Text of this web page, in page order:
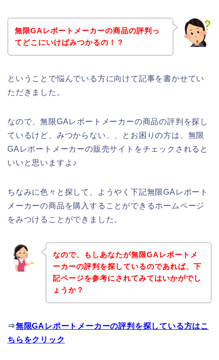
無限GAレポートメーカーの商品の評判っ
てどこにいけばみつかるの！？
ということで悩んでいる方に向けて記事を書かせてい
ただきました。
なので、無限GAレポートメーカーの商品の評判を探し
ているけど、みつからない、、とお困りの方は、無限
GAレポートメーカーの販売サイトをチェックされると
いいと思いますよ♪
ちなみに色々と探して、ようやく下記無限GAレポート
メーカーの商品を購入することができるホームページ
をみつけることができました。
なので、もしあなたが無限GAレポートメ
ーカーの評判を探しているのであれば、下
記ページを参考にされてみてはいかがでし
ょうか？
⇒無限GAレポートメーカーの評判を探している方はこ
ちらをクリック